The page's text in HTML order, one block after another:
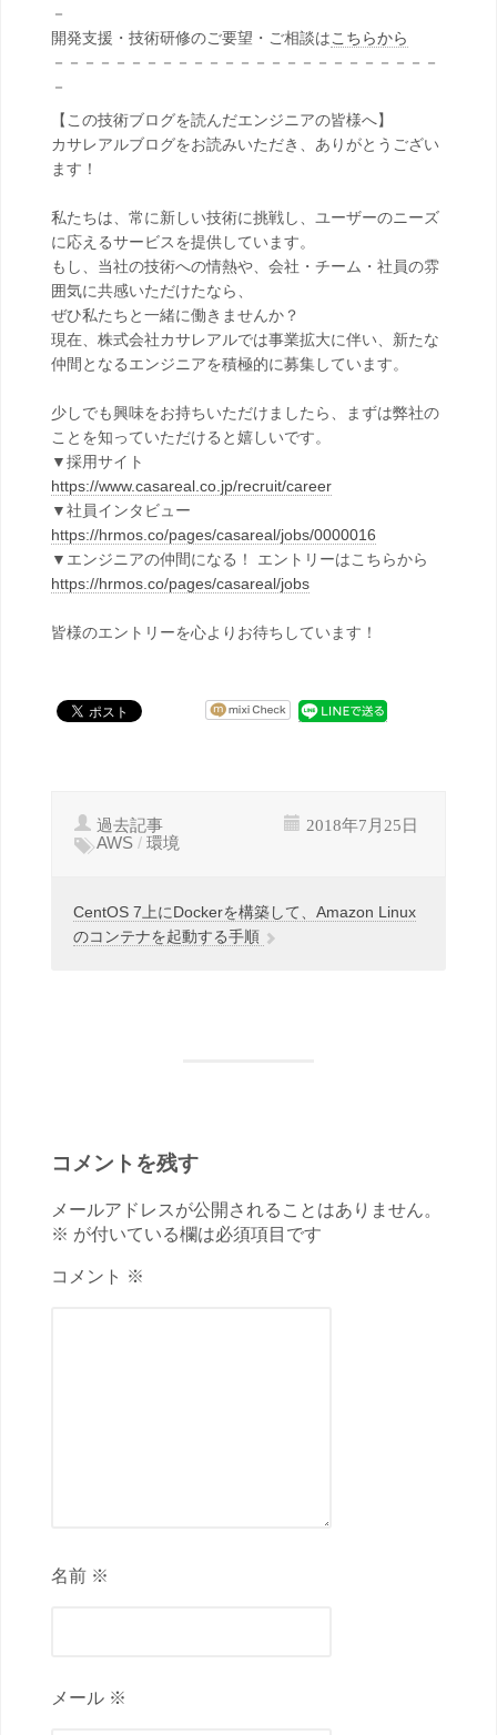
－
開発支援・技術研修のご要望・ご相談はこちらから
－－－－－－－－－－－－－－－－－－－－－－－－－
－
【この技術ブログを読んだエンジニアの皆様へ】
カサレアルブログをお読みいただき、ありがとうござい
ます！
私たちは、常に新しい技術に挑戦し、ユーザーのニーズ
に応えるサービスを提供しています。
もし、当社の技術への情熱や、会社・チーム・社員の雰
囲気に共感いただけたなら、
ぜひ私たちと一緒に働きませんか？
現在、株式会社カサレアルでは事業拡大に伴い、新たな
仲間となるエンジニアを積極的に募集しています。
少しでも興味をお持ちいただけましたら、まずは弊社の
ことを知っていただけると嬉しいです。
▼採用サイト
https://www.casareal.co.jp/recruit/career
▼社員インタビュー
https://hrmos.co/pages/casareal/jobs/0000016
▼エンジニアの仲間になる！ エントリーはこちらから
https://hrmos.co/pages/casareal/jobs
皆様のエントリーを心よりお待ちしています！
過去記事 2018年7月25日
AWS / 環境
CentOS 7上にDockerを構築して、Amazon Linux
のコンテナを起動する手順
コメントを残す
メールアドレスが公開されることはありません。
※ が付いている欄は必須項目です
コメント ※
名前 ※
メール ※